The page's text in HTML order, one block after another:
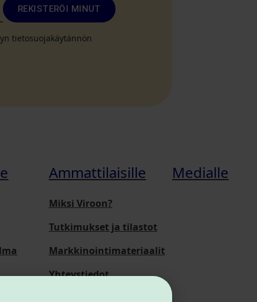
REKISTERÖI MINUT
tietosuojakäytännön
Ammattilaisille
Miksi Viroon?
Tutkimukset ja tilastot
Markkinointimateriaalit
Yhteystiedot
Medialle